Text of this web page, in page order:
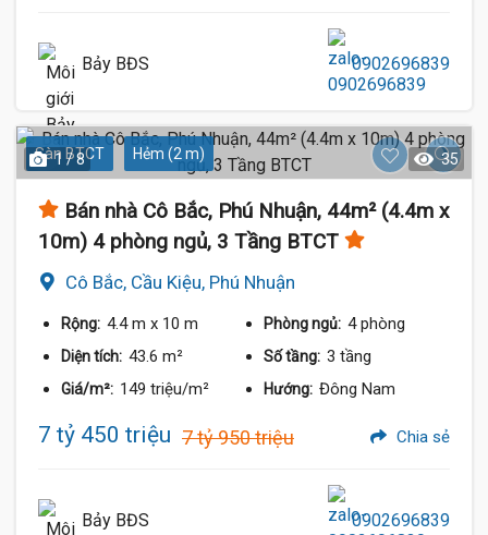
Bảy BĐS 0902696839
Sàn BTCT Hẻm (2 m)
1 / 8 35
Bán nhà Cô Bắc, Phú Nhuận, 44m² (4.4m x
10m) 4 phòng ngủ, 3 Tầng BTCT
Cô Bắc, Cầu Kiệu, Phú Nhuận
Rộng: 4.4 m x 10 m Phòng ngủ: 4 phòng
Diện tích: 43.6 m² Số tầng: 3 tầng
Giá/m²: 149 triệu/m² Hướng: Đông Nam
7 tỷ 450 triệu 7 tỷ 950 triệu Chia sẻ
Bảy BĐS 0902696839